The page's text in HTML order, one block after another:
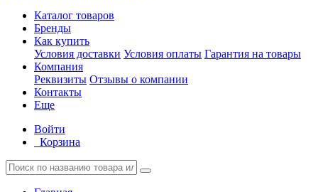
Каталог товаров
Бренды
Как купить
Условия доставки Условия оплаты Гарантия на товары
Компания
Реквизиты Отзывы о компании
Контакты
Еще
Войти
Корзина